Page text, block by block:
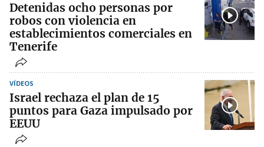
Detenidas ocho personas por
robos con violencia en
establecimientos comerciales en
Tenerife
VÍDEOS
Israel rechaza el plan de 15
puntos para Gaza impulsado por
EEUU